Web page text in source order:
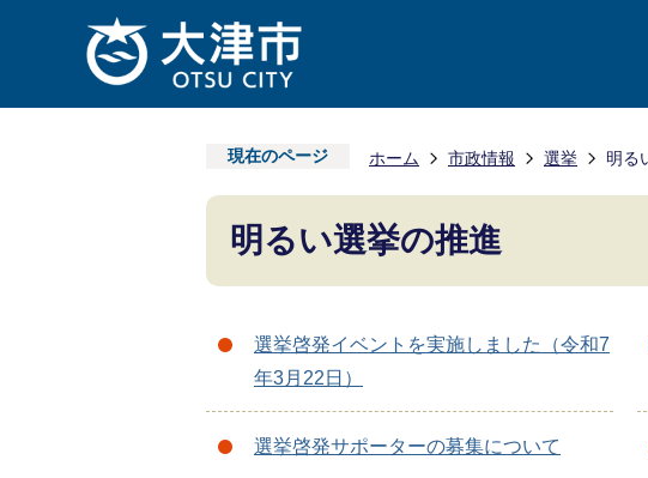
現在のページ ホーム 市政情報 選挙 明る
明るい選挙の推進
選挙啓発イベントを実施しました（令和7
年3月22日）
選挙啓発サポーターの募集について